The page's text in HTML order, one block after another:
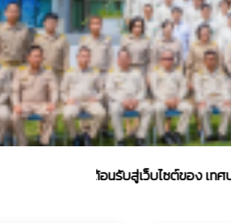
ยินดีต้อนรับสู่เว็บไซต์ของ เทศบาล